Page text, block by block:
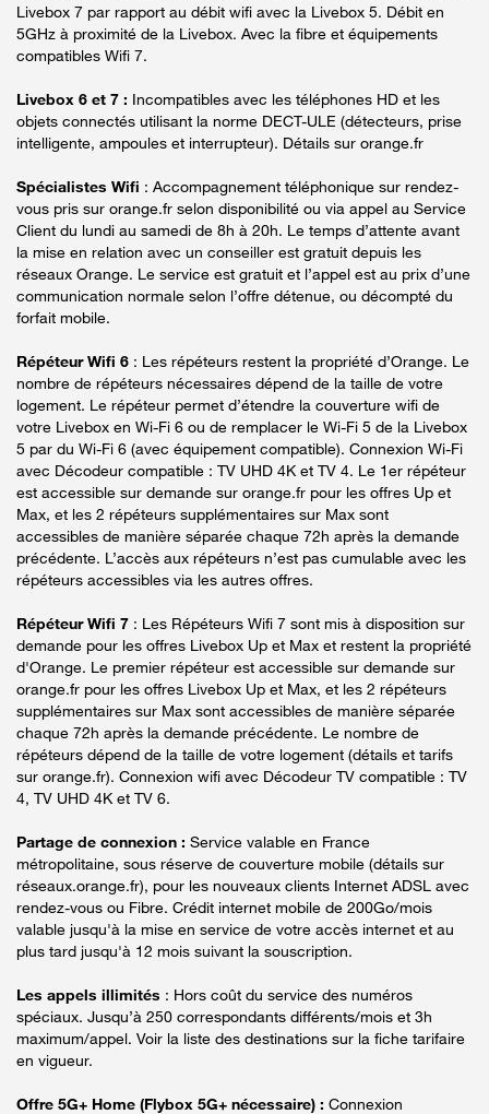
Livebox 7 par rapport au débit wifi avec la Livebox 5. Débit en
5GHz à proximité de la Livebox. Avec la fibre et équipements
compatibles Wifi 7.
Livebox 6 et 7 : Incompatibles avec les téléphones HD et les
objets connectés utilisant la norme DECT-ULE (détecteurs, prise
intelligente, ampoules et interrupteur). Détails sur orange.fr
Spécialistes Wifi : Accompagnement téléphonique sur rendez-
vous pris sur orange.fr selon disponibilité ou via appel au Service
Client du lundi au samedi de 8h à 20h. Le temps d’attente avant
la mise en relation avec un conseiller est gratuit depuis les
réseaux Orange. Le service est gratuit et l’appel est au prix d’une
communication normale selon l’offre détenue, ou décompté du
forfait mobile.
Répéteur Wifi 6 : Les répéteurs restent la propriété d’Orange. Le
nombre de répéteurs nécessaires dépend de la taille de votre
logement. Le répéteur permet d’étendre la couverture wifi de
votre Livebox en Wi-Fi 6 ou de remplacer le Wi-Fi 5 de la Livebox
5 par du Wi-Fi 6 (avec équipement compatible). Connexion Wi-Fi
avec Décodeur compatible : TV UHD 4K et TV 4. Le 1er répéteur
est accessible sur demande sur orange.fr pour les offres Up et
Max, et les 2 répéteurs supplémentaires sur Max sont
accessibles de manière séparée chaque 72h après la demande
précédente. L’accès aux répéteurs n’est pas cumulable avec les
répéteurs accessibles via les autres offres.
Répéteur Wifi 7 : Les Répéteurs Wifi 7 sont mis à disposition sur
demande pour les offres Livebox Up et Max et restent la propriété
d'Orange. Le premier répéteur est accessible sur demande sur
orange.fr pour les offres Livebox Up et Max, et les 2 répéteurs
supplémentaires sur Max sont accessibles de manière séparée
chaque 72h après la demande précédente. Le nombre de
répéteurs dépend de la taille de votre logement (détails et tarifs
sur orange.fr). Connexion wifi avec Décodeur TV compatible : TV
4, TV UHD 4K et TV 6.
Partage de connexion : Service valable en France
métropolitaine, sous réserve de couverture mobile (détails sur
réseaux.orange.fr), pour les nouveaux clients Internet ADSL avec
rendez-vous ou Fibre. Crédit internet mobile de 200Go/mois
valable jusqu'à la mise en service de votre accès internet et au
plus tard jusqu'à 12 mois suivant la souscription.
Les appels illimités : Hors coût du service des numéros
spéciaux. Jusqu’à 250 correspondants différents/mois et 3h
maximum/appel. Voir la liste des destinations sur la fiche tarifaire
en vigueur.
Offre 5G+ Home (Flybox 5G+ nécessaire) : Connexion